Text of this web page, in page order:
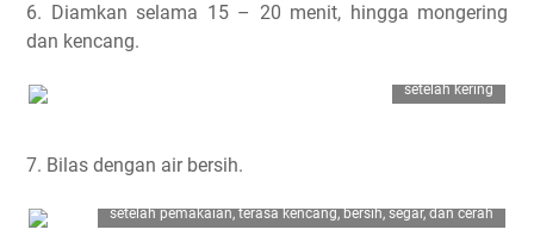
6. Diamkan selama 15 – 20 menit, hingga mongering
dan kencang.
setelah kering
7. Bilas dengan air bersih.
setelah pemakaian, terasa kencang, bersih, segar, dan cerah